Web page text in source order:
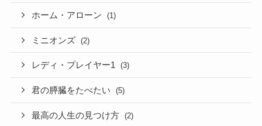
ホーム・アローン (1)
ミニオンズ (2)
レディ・プレイヤー1 (3)
君の膵臓をたべたい (5)
最高の人生の見つけ方 (2)